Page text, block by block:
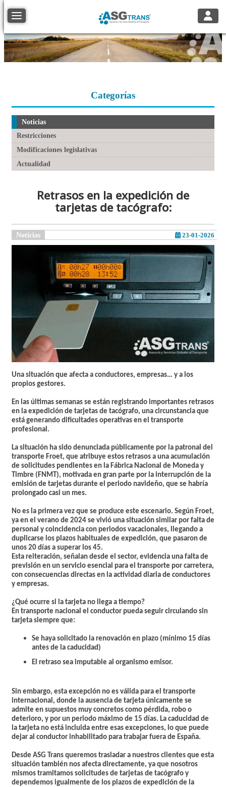
Toggle navigation
Categorías
Noticias
Restricciones
Modificaciones legislativas
Actualidad
Retrasos en la expedición de
tarjetas de tacógrafo:
Noticias 23-01-2026
Una situación que afecta a conductores, empresas… y a los
propios gestores.
En las últimas semanas se están registrando importantes retrasos
en la expedición de tarjetas de tacógrafo, una circunstancia que
está generando dificultades operativas en el transporte
profesional.
La situación ha sido denunciada públicamente por la patronal del
transporte Froet, que atribuye estos retrasos a una acumulación
de solicitudes pendientes en la Fábrica Nacional de Moneda y
Timbre (FNMT), motivada en gran parte por la interrupción de la
emisión de tarjetas durante el periodo navideño, que se habría
prolongado casi un mes.
No es la primera vez que se produce este escenario. Según Froet,
ya en el verano de 2024 se vivió una situación similar por falta de
personal y coincidencia con periodos vacacionales, llegando a
duplicarse los plazos habituales de expedición, que pasaron de
unos 20 días a superar los 45.
Esta reiteración, señalan desde el sector, evidencia una falta de
previsión en un servicio esencial para el transporte por carretera,
con consecuencias directas en la actividad diaria de conductores
y empresas.
¿Qué ocurre si la tarjeta no llega a tiempo?
En transporte nacional el conductor pueda seguir circulando sin
tarjeta siempre que:
Se haya solicitado la renovación en plazo (mínimo 15 días
antes de la caducidad)
El retraso sea imputable al organismo emisor.
Sin embargo, esta excepción no es válida para el transporte
internacional, donde la ausencia de tarjeta únicamente se
admite en supuestos muy concretos como pérdida, robo o
deterioro, y por un periodo máximo de 15 días. La caducidad de
la tarjeta no está incluida entre esas excepciones, lo que puede
dejar al conductor inhabilitado para trabajar fuera de España.
Desde ASG Trans queremos trasladar a nuestros clientes que esta
situación también nos afecta directamente, ya que nosotros
mismos tramitamos solicitudes de tarjetas de tacógrafo y
dependemos igualmente de los plazos de expedición de la